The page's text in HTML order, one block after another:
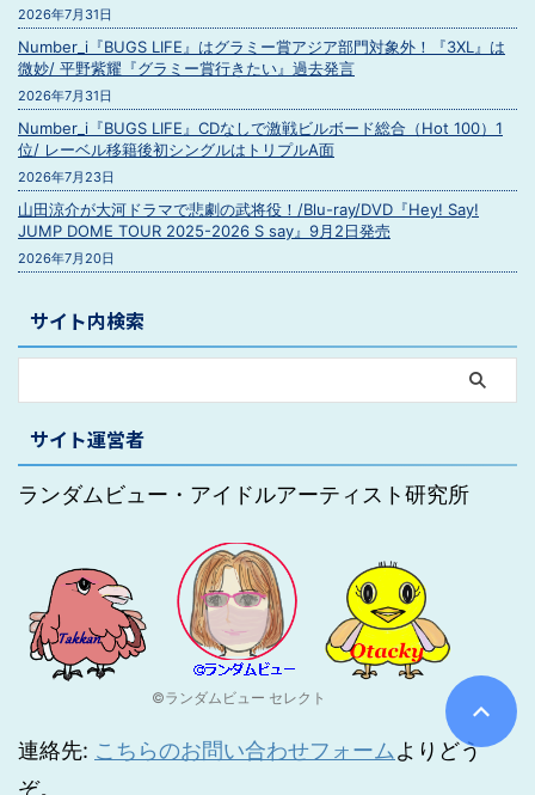
2026年7月31日
Number_i『BUGS LIFE』はグラミー賞アジア部門対象外！『3XL』は
微妙/ 平野紫耀『グラミー賞行きたい』過去発言
2026年7月31日
Number_i『BUGS LIFE』CDなしで激戦ビルボード総合（Hot 100）1
位/ レーベル移籍後初シングルはトリプルA面
2026年7月23日
山田涼介が大河ドラマで悲劇の武将役！/Blu-ray/DVD『Hey! Say!
JUMP DOME TOUR 2025-2026 S say』9月2日発売
2026年7月20日
サイト内検索
サイト運営者
ランダムビュー・アイドルアーティスト研究所
©ランダムビュー セレクト
連絡先: こちらのお問い合わせフォームよりどう
ぞ。